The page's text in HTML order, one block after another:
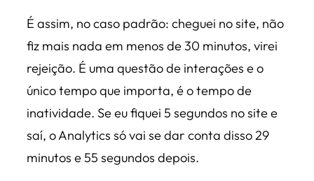
É assim, no caso padrão: cheguei no site, não
fiz mais nada em menos de 30 minutos, virei
rejeição. É uma questão de interações e o
único tempo que importa, é o tempo de
inatividade. Se eu fiquei 5 segundos no site e
saí, o Analytics só vai se dar conta disso 29
minutos e 55 segundos depois.